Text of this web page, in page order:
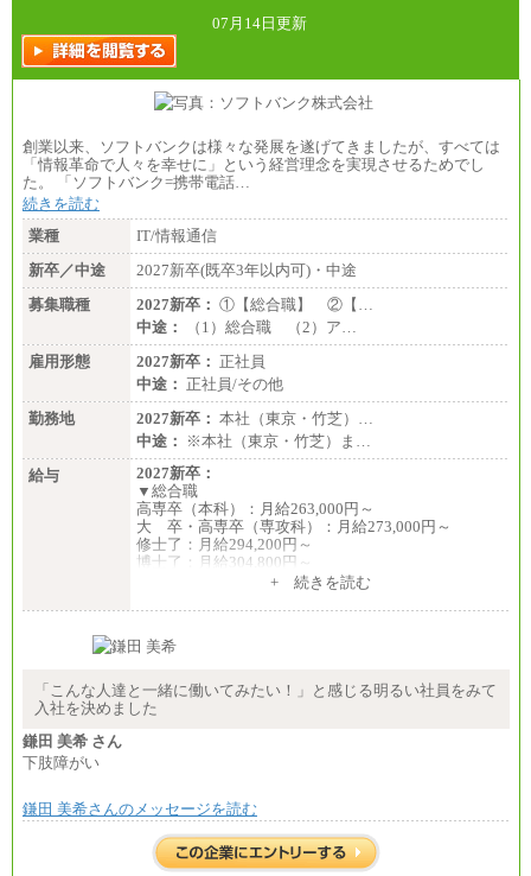
07月14日更新
創業以来、ソフトバンクは様々な発展を遂げてきましたが、すべては
「情報革命で人々を幸せに」という経営理念を実現させるためでし
た。 「ソフトバンク=携帯電話…
続きを読む
業種
IT/情報通信
新卒／中途
2027新卒(既卒3年以内可)・中途
募集職種
2027新卒： ①【総合職】 ②【…
中途：
（1）総合職 （2）ア…
雇用形態
2027新卒： 正社員
中途： 正社員/その他
勤務地
2027新卒： 本社（東京・竹芝）…
中途：
※本社（東京・竹芝）ま…
給与
2027新卒：
▼総合職
高専卒（本科）：月給263,000円～
大 卒・高専卒（専攻科）：月給273,000円～
修士了：月給294,200円～
博士了：月給304,800円～
で、それらを入社後の実業務において発揮できると
することがあります
▼アソシエイト職
月給235,000円
中途：
※経験、能力を考慮の上、当社規定により優遇
+ 続きを読む
「こんな人達と一緒に働いてみたい！」と感じる明るい社員をみて
入社を決めました
鎌田 美希 さん
下肢障がい
鎌田 美希さんのメッセージを読む